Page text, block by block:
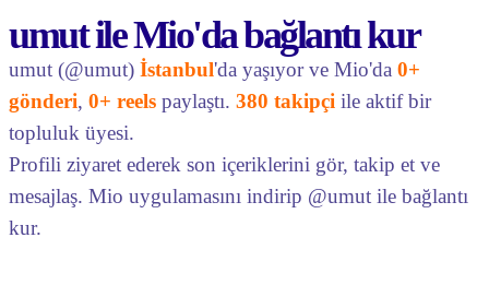
umut ile Mio'da bağlantı kur
umut (@umut) İstanbul'da yaşıyor ve Mio'da 0+
gönderi, 0+ reels paylaştı. 380 takipçi ile aktif bir
topluluk üyesi.
Profili ziyaret ederek son içeriklerini gör, takip et ve
mesajlaş. Mio uygulamasını indirip @umut ile bağlantı
kur.